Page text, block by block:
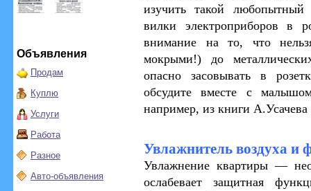
Объявления
Продам
Куплю
Услуги
Работа
Разное
Авто-объявления
изучить такой любопытный
вилки электроприборов в
внимание на то, что
мокрыми!) до
опасно засовывать в
обсудите вместе с
например, из книги
Увлажнитель воздуха и
Увлажнение квартиры —
ослабевает защитная